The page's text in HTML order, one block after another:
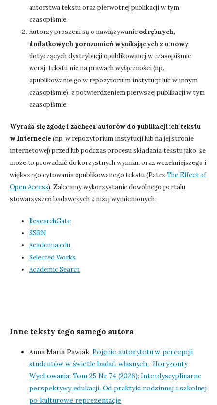
autorstwa tekstu oraz pierwotnej publikacji w tym
czasopiśmie.
Autorzy proszeni są o nawiązywanie odrębnych,
dodatkowych porozumień wynikających z umowy,
dotyczących dystrybucji opublikowanej w czasopiśmie
wersji tekstu nie na prawach wyłączności (np.
opublikowanie go w repozytorium instytucji lub w innym
czasopiśmie), z potwierdzeniem pierwszej publikacji w tym
czasopiśmie.
Wyraża się zgodę i zachęca autorów do publikacji ich tekstu
w Internecie (np. w repozytorium instytucji lub na jej stronie
internetowej) przed lub podczas procesu składania tekstu jako, że
może to prowadzić do korzystnych wymian oraz wcześniejszego i
większego cytowania opublikowanego tekstu (Patrz The Effect of
Open Access). Zalecamy wykorzystanie dowolnego portalu
stowarzyszeń badawczych z niżej wymienionych:
ResearchGate
SSRN
Academia.edu
Selected Works
Academic Search
Inne teksty tego samego autora
Anna Maria Pawiak, Pojęcie autorytetu w percepcji
studentów w świetle badań własnych , Horyzonty
Wychowania: Tom 25 Nr 74 (2026): Interdyscyplinarne
perspektywy edukacji. Od praktyki rodzinnej i szkolnej
po kulturowe reprezentacje